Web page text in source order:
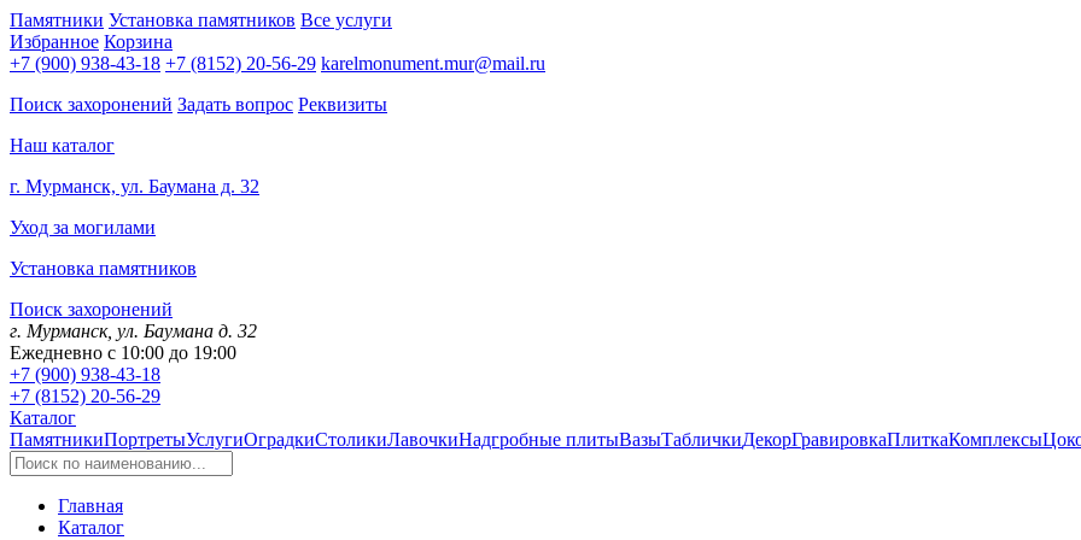
Памятники Установка памятников Все услуги
Избранное Корзина
+7 (900) 938-43-18 +7 (8152) 20-56-29 karelmonument.mur@mail.ru
Поиск захоронений Задать вопрос Реквизиты
Наш каталог
г. Мурманск, ул. Баумана д. 32
Уход за могилами
Установка памятников
Поиск захоронений
г. Мурманск, ул. Баумана д. 32
Ежедневно с 10:00 до 19:00
+7 (900) 938-43-18
+7 (8152) 20-56-29
Каталог
ПамятникиПортретыУслугиОградкиСтоликиЛавочкиНадгробные плитыВазыТабличкиДекорГравировкаПлиткаКомплексы
Главная
Каталог